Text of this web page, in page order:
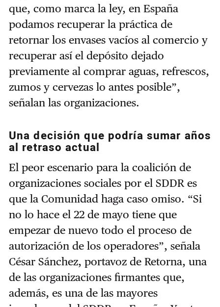
que, como marca la ley, en España
podamos recuperar la práctica de
retornar los envases vacíos al comercio y
recuperar así el depósito dejado
previamente al comprar aguas, refrescos,
zumos y cervezas lo antes posible”,
señalan las organizaciones.
Una decisión que podría sumar años
al retraso actual
El peor escenario para la coalición de
organizaciones sociales por el SDDR es
que la Comunidad haga caso omiso. “Si
no lo hace el 22 de mayo tiene que
empezar de nuevo todo el proceso de
autorización de los operadores”, señala
César Sánchez, portavoz de Retorna, una
de las organizaciones firmantes que,
además, es una de las mayores